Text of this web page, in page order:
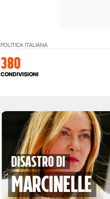
POLITICA ITALIANA
380
CONDIVISIONI
disastro di
marcinelle